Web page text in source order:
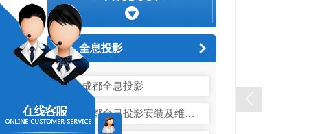
全息投影
成都全息投影
成都全息投影安装及维修维护